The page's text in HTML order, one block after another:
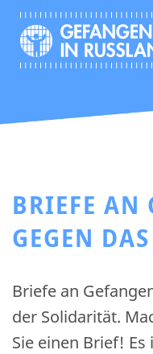
BRIEFE AN
GEGEN
Briefe an
der Solidarität.
Sie einen Brief!